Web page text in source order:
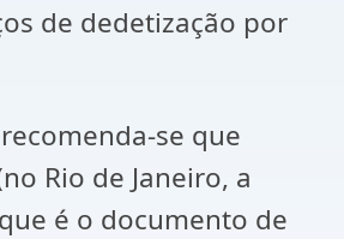
de dedetização por
se que
Rio de Janeiro, a
é o documento de